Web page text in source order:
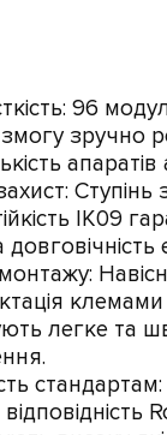
96
зручно
Ступінь
IK09
клемами
легке та